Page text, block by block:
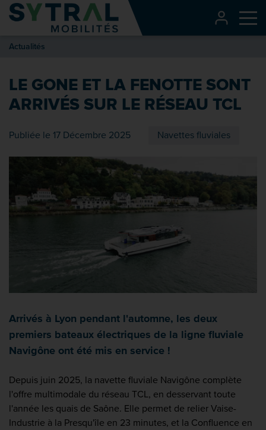
Contenu
Entête de page
Recherche
Pied de page
Actualités
LE GONE ET LA FENOTTE SONT
ARRIVÉS SUR LE RÉSEAU TCL
Publiée le 17 Décembre 2025 Navettes fluviales
Arrivés à Lyon pendant l'automne, les deux
premiers bateaux électriques de la ligne fluviale
Navigône ont été mis en service !
Depuis juin 2025, la navette fluviale Navigône complète
l'offre multimodale du réseau TCL, en desservant toute
l'année les quais de Saône. Elle permet de relier Vaise-
Industrie à la Presqu'île en 23 minutes, et la Confluence en